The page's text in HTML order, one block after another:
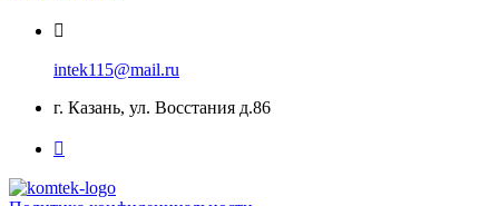
intek115@mail.ru
г. Казань, ул. Восстания д.86